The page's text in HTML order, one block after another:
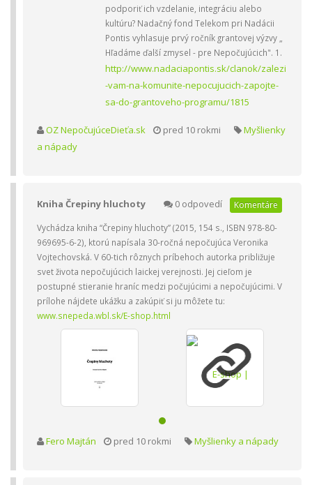
podporiť ich vzdelanie, integráciu alebo
kultúru? Nadačný fond Telekom pri Nadácii
Pontis vyhlasuje prvý ročník grantovej výzvy „
Hľadáme ďalší zmysel - pre Nepočujúcich". 1.
http://www.nadaciapontis.sk/clanok/zalezi
-vam-na-komunite-nepocujucich-zapojte-
sa-do-grantoveho-programu/1815
OZ NepočujúceDieťa.sk pred 10 rokmi
Myšlienky
a nápady
Kniha Črepiny hluchoty 0 odpovedí Komentáre
Vychádza kniha “Črepiny hluchoty” (2015, 154 s., ISBN 978-80-
969695-6-2), ktorú napísala 30-ročná nepočujúca Veronika
Vojtechovská. V 60-tich rôznych príbehoch autorka približuje
svet života nepočujúcich laickej verejnosti. Jej cieľom je
postupné stieranie hraníc medzi počujúcimi a nepočujúcimi. V
prílohe nájdete ukážku a zakúpiť si ju môžete tu:
www.snepeda.wbl.sk/E-shop.html
Fero Majtán pred 10 rokmi Myšlienky a nápady